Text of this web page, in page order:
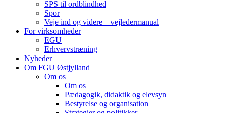
SPS til ordblindhed
Spor
Veje ind og videre – vejledermanual
For virksomheder
EGU
Erhvervstræning
Nyheder
Om FGU Østjylland
Om os
Om os
Pædagogik, didaktik og elevsyn
Bestyrelse og organisation